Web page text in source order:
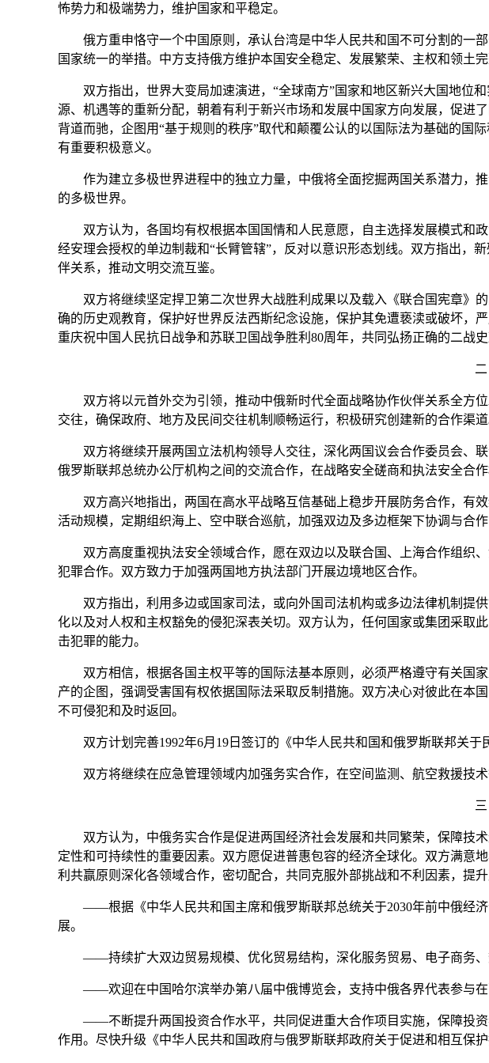
怖势力和极端势力，维护国家和平稳定。
俄方重申恪守一个中国原则，承认台湾是中华人民共和国不可分割的一
国家统一的举措。中方支持俄方维护本国安全稳定、发展繁荣、主权和领土
双方指出，世界大变局加速演进，“全球南方”国家和地区新兴大国地位
源、机遇等的重新分配，朝着有利于新兴市场和发展中国家方向发展，促进
背道而驰，企图用“基于规则的秩序”取代和颠覆公认的以国际法为基础的国
有重要积极意义。
作为建立多极世界进程中的独立力量，中俄将全面挖掘两国关系潜力，
的多极世界。
双方认为，各国均有权根据本国国情和人民意愿，自主选择发展模式和
经安理会授权的单边制裁和“长臂管辖”，反对以意识形态划线。双方指出，
伴关系，推动文明交流互鉴。
双方将继续坚定捍卫第二次世界大战胜利成果以及载入《联合国宪章》
确的历史观教育，保护好世界反法西斯纪念设施，保护其免遭亵渎或破坏，
重庆祝中国人民抗日战争和苏联卫国战争胜利80周年，共同弘扬正确的二战史
二
双方将以元首外交为引领，推动中俄新时代全面战略协作伙伴关系全方
交往，确保政府、地方及民间交往机制顺畅运行，积极研究创建新的合作渠道
双方将继续开展两国立法机构领导人交往，深化两国议会合作委员会、
俄罗斯联邦总统办公厅机构之间的交流合作，在战略安全磋商和执法安全合
双方高兴地指出，两国在高水平战略互信基础上稳步开展防务合作，有效
活动规模，定期组织海上、空中联合巡航，加强双边及多边框架下协调与合
双方高度重视执法安全领域合作，愿在双边以及联合国、上海合作组织
犯罪合作。双方致力于加强两国地方执法部门开展边境地区合作。
双方指出，利用多边或国家司法，或向外国司法机构或多边法律机制提
化以及对人权和主权豁免的侵犯深表关切。双方认为，任何国家或集团采取
击犯罪的能力。
双方相信，根据各国主权平等的国际法基本原则，必须严格遵守有关国
产的企图，强调受害国有权依据国际法采取反制措施。双方决心对彼此在本
不可侵犯和及时返回。
双方计划完善1992年6月19日签订的《中华人民共和国和俄罗斯联邦关于
双方将继续在应急管理领域内加强务实合作，在空间监测、航空救援技术
三
双方认为，中俄务实合作是促进两国经济社会发展和共同繁荣，保障技
定性和可持续性的重要因素。双方愿促进普惠包容的经济全球化。双方满意
利共赢原则深化各领域合作，密切配合，共同克服外部挑战和不利因素，提
——根据《中华人民共和国主席和俄罗斯联邦总统关于2030年前中俄经济
展。
——持续扩大双边贸易规模、优化贸易结构，深化服务贸易、电子商务、
——欢迎在中国哈尔滨举办第八届中俄博览会，支持中俄各界代表参与在
——不断提升两国投资合作水平，共同促进重大合作项目实施，保障投资
作用。尽快升级《中华人民共和国政府与俄罗斯联邦政府关于促进和相互保护